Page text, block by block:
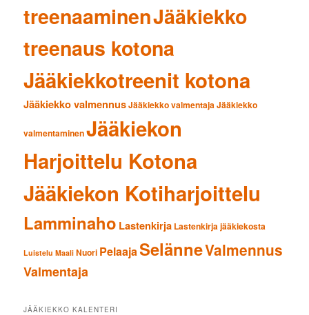
treenaaminenJääkiekko
treenaus kotona
Jääkiekkotreenit kotona
Jääkiekko valmennusJääkiekko valmentajaJääkiekko
valmentaminenJääkiekon
Harjoittelu Kotona
Jääkiekon Kotiharjoittelu
Lamminaho Lastenkirja Lastenkirja jääkiekosta
Luistelu Maali Nuori PelaajaSelänneValmennus
Valmentaja
JÄÄKIEKKO KALENTERI